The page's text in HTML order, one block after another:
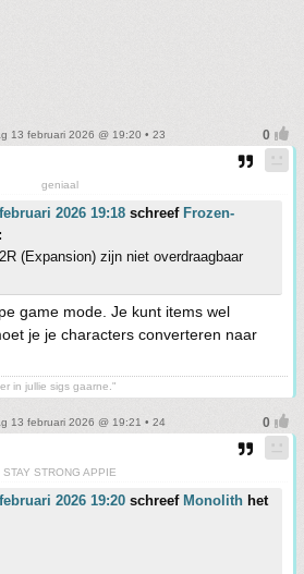
13 februari 2026 @ 19:20 • 23
geniaal
2026 19:18 schreef Frozen-
(Expansion) zijn niet overdraagbaar
game mode. Je kunt items wel
je je characters converteren naar
in jullie sigs gaarne."
13 februari 2026 @ 19:21 • 24
STAY STRONG APPIE
2026 19:20 schreef Monolith het